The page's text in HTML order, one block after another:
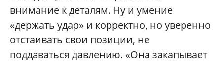
внимание к деталям. Ну и умение
«держать удар» и корректно, но уверенно
отстаивать свои позиции, не
поддаваться давлению. «Она закапывает